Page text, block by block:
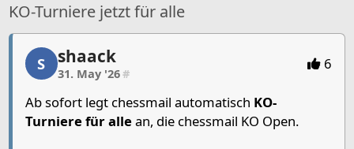
KO-Turniere jetzt für alle
shaack, 1/1, 31. May '26
S shaack
31. May '26#
6
Ab sofort legt chessmail automatisch KO-
Turniere für allean, die chessmail KO Open.